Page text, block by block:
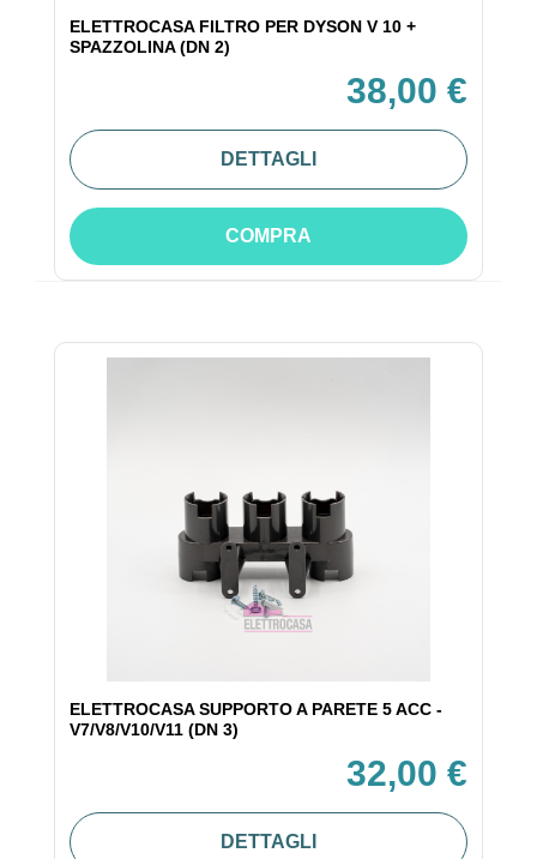
ELETTROCASA FILTRO PER DYSON V 10 +
SPAZZOLINA (DN 2)
38,00 €
DETTAGLI
COMPRA
ELETTROCASA SUPPORTO A PARETE 5 ACC -
V7/V8/V10/V11 (DN 3)
32,00 €
DETTAGLI